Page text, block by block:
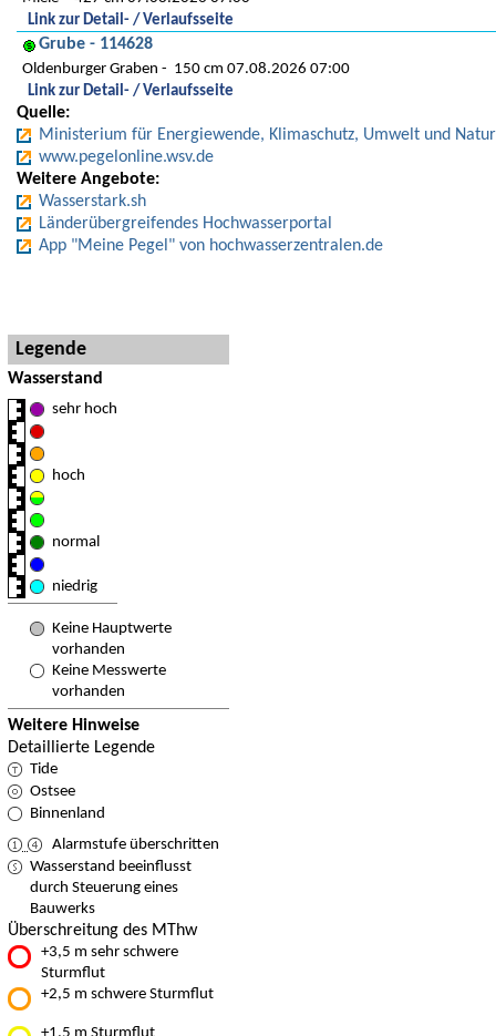
Link zur Detail- / Verlaufsseite
Grube - 114628
Oldenburger Graben
150 cm 07.08.2026 07:00
Link zur Detail- / Verlaufsseite
Quelle:
Ministerium für Energiewende, Klimaschutz, Umwelt und Natur
www.pegelonline.wsv.de
Weitere Angebote:
Wasserstark.sh
Länderübergreifendes Hochwasserportal
App "Meine Pegel" von hochwasserzentralen.de
Legende
Wasserstand
sehr hoch
hoch
normal
niedrig
Keine Hauptwerte
vorhanden
Keine Messwerte
vorhanden
Weitere Hinweise
Detaillierte Legende
Tide
Ostsee
Binnenland
Alarmstufe überschritten
Wasserstand beeinflusst
durch Steuerung eines
Bauwerks
Überschreitung des MThw
+3,5 m sehr schwere
Sturmflut
+2,5 m schwere Sturmflut